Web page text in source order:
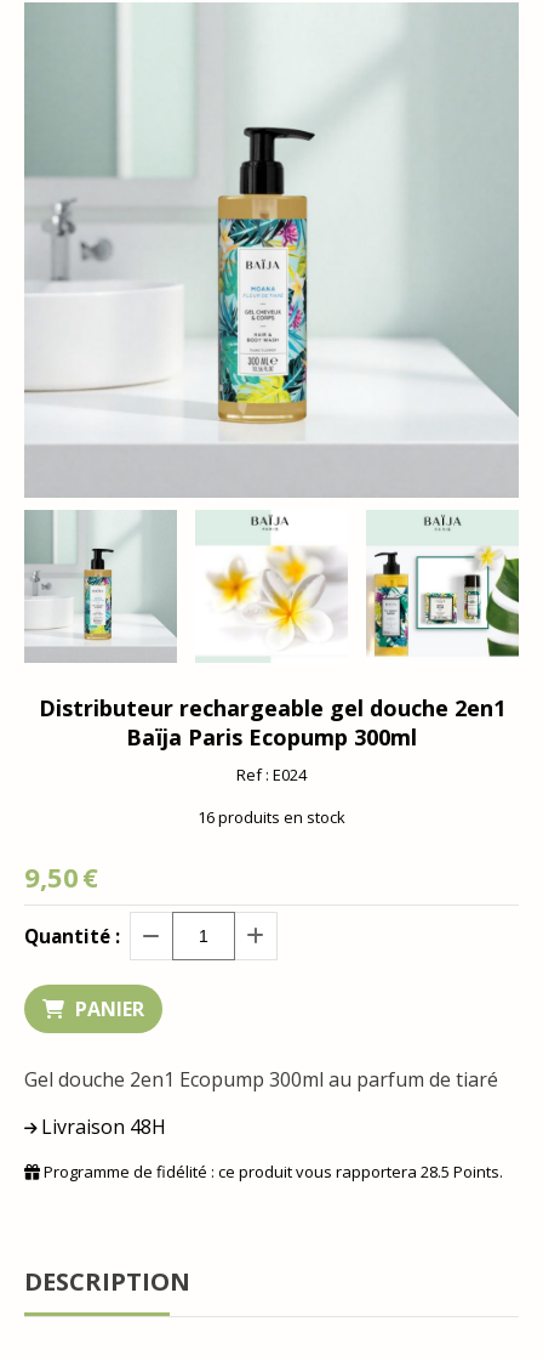
Distributeur rechargeable gel douche 2en1
Baïja Paris Ecopump 300ml
Ref : E024
9,50€
16produits en stock
Quantité :
PANIER
Gel douche 2en1 Ecopump 300ml au parfum de tiaré
Livraison 48H
Programme de fidélité : ce produit vous rapportera 28.5 Points.
DESCRIPTION